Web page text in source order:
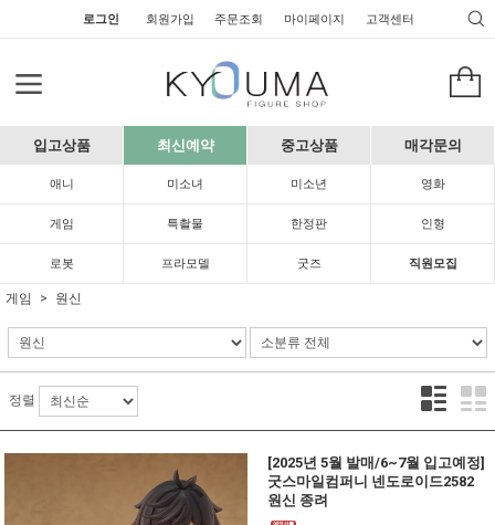
로그인 회원가입 주문조회 마이페이지 고객센터
입고상품 최신예약 중고상품 매각문의
애니 미소녀 미소년 영화
게임 특촬물 한정판 인형
로봇 프라모델 굿즈 직원모집
게임 원신
정렬
[2025년 5월 발매/6~7월 입고예정]
굿스마일컴퍼니 넨도로이드2582
원신 종려